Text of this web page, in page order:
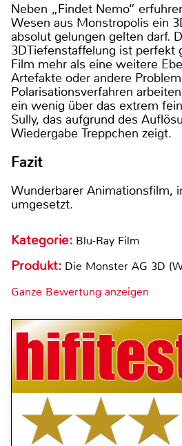
Neben „Findet Nemo“
Wesen aus Monstropolis ein
absolut gelungen gelten darf.
3DTiefenstaffelung ist perfekt
Film mehr als eine weitere
Artefakte oder andere
Polarisationsverfahren
ein wenig über das extrem
Sully, das aufgrund des
Wiedergabe Treppchen zeigt.
Fazit
Wunderbarer Animationsfilm,
umgesetzt.
Kategorie: Blu-Ray Film
Produkt: Die Monster AG 3D
Ganze Bewertung anzeigen